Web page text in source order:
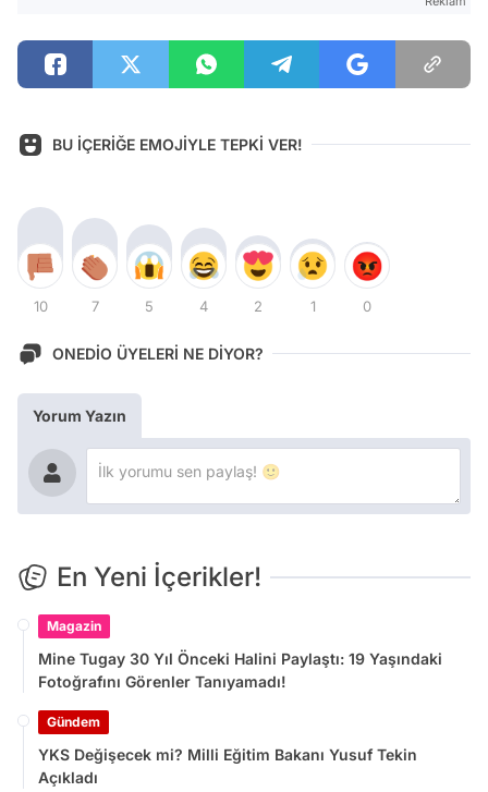
BU İÇERİĞE EMOJİYLE TEPKİ VER!
10 7 5 4 2 1 0
ONEDİO ÜYELERİ NE DİYOR?
Yorum Yazın
En Yeni İçerikler!
Magazin
Mine Tugay 30 Yıl Önceki Halini Paylaştı: 19 Yaşındaki
Fotoğrafını Görenler Tanıyamadı!
Gündem
YKS Değişecek mi? Milli Eğitim Bakanı Yusuf Tekin
Açıkladı